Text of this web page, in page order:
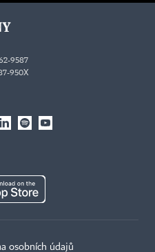
9587
950X
osobních údajů